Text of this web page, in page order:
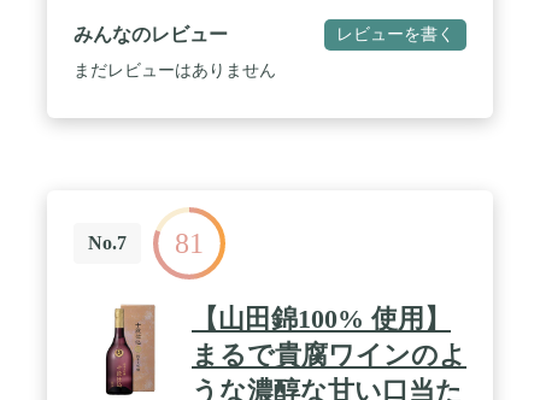
みんなのレビュー レビューを書く
まだレビューはありません
No.7 81
【山田錦100% 使用】
まるで貴腐ワインのよ
うな濃醇な甘い口当た